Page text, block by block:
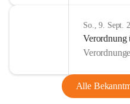
So., 9. Sept.
Verordnung
Alle